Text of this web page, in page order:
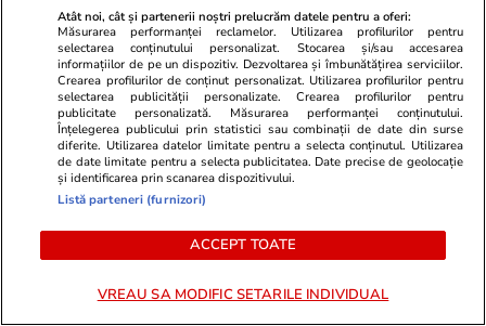
PROMO
Atât noi, cât și partenerii noștri prelucrăm datele pentru a oferi:
Măsurarea performanței reclamelor. Utilizarea profilurilor pentru
selectarea conținutului personalizat. Stocarea și/sau accesarea
informațiilor de pe un dispozitiv. Dezvoltarea și îmbunătățirea serviciilor.
Crearea profilurilor de conținut personalizat. Utilizarea profilurilor pentru
selectarea publicității personalizate. Crearea profilurilor pentru
publicitate personalizată. Măsurarea performanței conținutului.
Înțelegerea publicului prin statistici sau combinații de date din surse
diferite. Utilizarea datelor limitate pentru a selecta conținutul. Utilizarea
de date limitate pentru a selecta publicitatea. Date precise de geolocație
și identificarea prin scanarea dispozitivului.
Listă parteneri (furnizori)
ACCEPT TOATE
VREAU SA MODIFIC SETARILE INDIVIDUAL